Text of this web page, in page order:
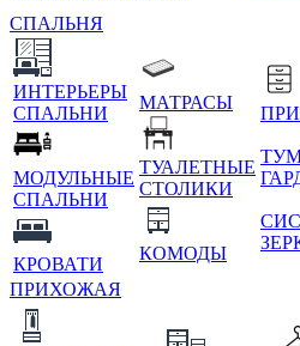
СПАЛЬНЯ
ИНТЕРЬЕРЫ
СПАЛЬНИ
МОДУЛЬНЫЕ
СПАЛЬНИ
КРОВАТИ
МАТРАСЫ
ТУАЛЕТНЫЕ
СТОЛИКИ
КОМОДЫ
ПРИХОЖАЯ